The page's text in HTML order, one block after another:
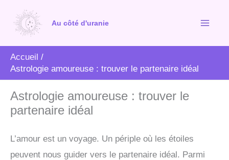
contenu
Au côté d'uranie
Accueil
Astrologie amoureuse : trouver le partenaire idéal
Astrologie amoureuse : trouver le
partenaire idéal
L’amour est un voyage. Un périple où les étoiles
peuvent nous guider vers le partenaire idéal. Parmi